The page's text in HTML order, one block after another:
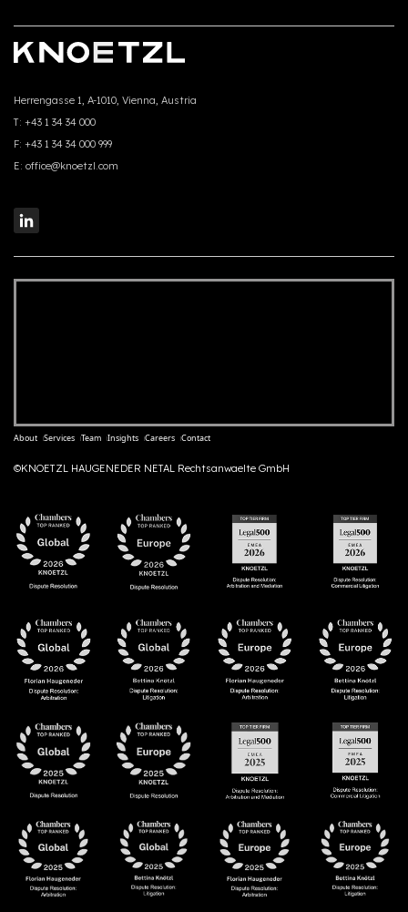
Herrengasse 1, A-1010, Vienna, Austria
T: +43 1 34 34 000
F: +43 1 34 34 000 999
E: office@knoetzl.com
About Services Team Insights Careers Contact
©KNOETZL HAUGENEDER NETAL Rechtsanwaelte GmbH